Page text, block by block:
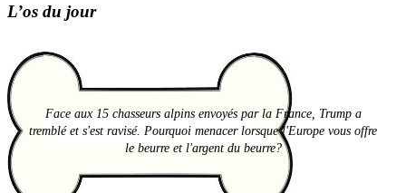
L’os du jour
Face aux 15 chasseurs alpins envoyés par la France, Trump a
tremblé et s'est ravisé. Pourquoi menacer lorsque l'Europe vous offre
le beurre et l'argent du beurre?